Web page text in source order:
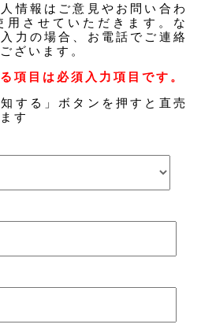
情報はご意見やお問い合わ
用させていただきます。な
力の場合、お電話でご連絡
ざいます。
項目は必須入力項目です。
する」ボタンを押すと直売
す